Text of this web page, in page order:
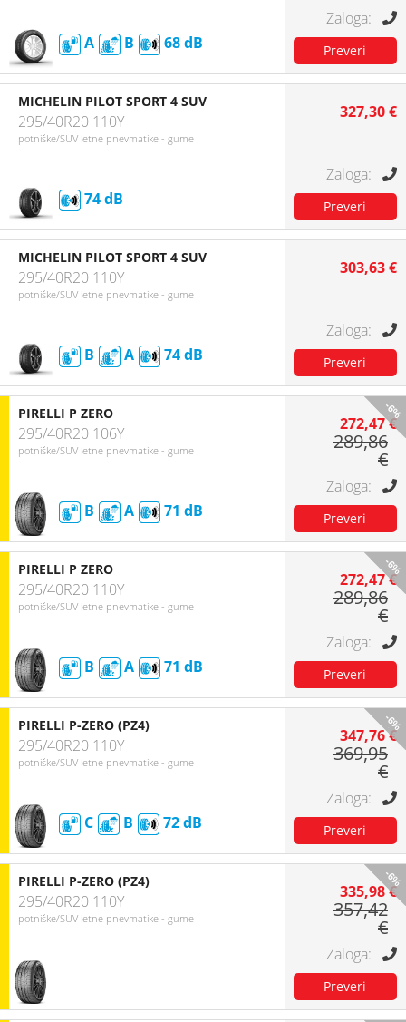
A B 68
MICHELIN PILOT SPORT 4 SUV
295/40R20 110Y
potniške/SUV letne pnevmatike - gume
74
327,30 €
MICHELIN PILOT SPORT 4 SUV
295/40R20 110Y
potniške/SUV letne pnevmatike - gume
B A 74
303,63 €
-6%
PIRELLI P ZERO
295/40R20 106Y
potniške/SUV letne pnevmatike - gume
B A 71
272,47 €
289,86
€
-6%
PIRELLI P ZERO
295/40R20 110Y
potniške/SUV letne pnevmatike - gume
B A 71
272,47 €
289,86
€
-6%
PIRELLI P-ZERO (PZ4)
295/40R20 110Y
potniške/SUV letne pnevmatike - gume
C B 72
347,76 €
369,95
€
-6%
PIRELLI P-ZERO (PZ4)
295/40R20 110Y
potniške/SUV letne pnevmatike - gume
335,98 €
357,42
€